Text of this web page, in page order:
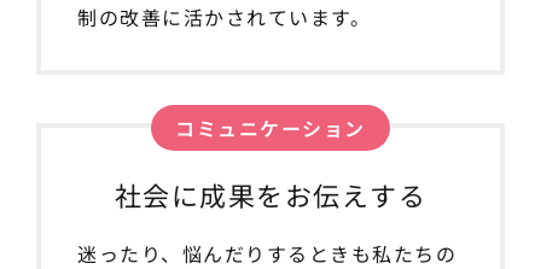
制の改善に活かされています。
コミュニケーション
社会に成果をお伝えする
迷ったり、悩んだりするときも私たちの